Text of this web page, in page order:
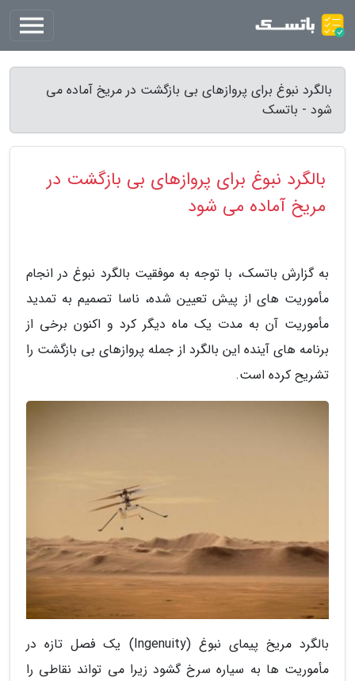
بالگرد نبوغ برای پروازهای بی بازگشت در مریخ آماده می
شود - باتسک
بالگرد نبوغ برای پروازهای بی بازگشت در
مریخ آماده می شود
به گزارش باتسک، با توجه به موفقیت بالگرد نبوغ در انجام
مأموریت های از پیش تعیین شده، ناسا تصمیم به تمدید
مأموریت آن به مدت یک ماه دیگر کرد و اکنون برخی از
برنامه های آینده این بالگرد از جمله پروازهای بی بازگشت را
تشریح کرده است.
بالگرد مریخ پیمای نبوغ (Ingenuity) یک فصل تازه در
مأموریت ها به سیاره سرخ گشود زیرا می تواند نقاطی را